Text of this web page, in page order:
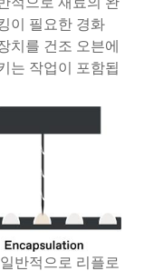
이 필요한 경화
치를 건조 오븐에
는 작업이 포함됩
반적으로 리플로